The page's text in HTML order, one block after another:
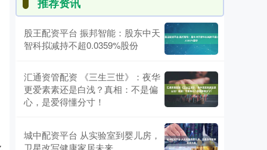
股王配资平台 振邦智能：股东中天
智科拟减持不超0.0359%股份
汇通资管配资 《三生三世》：夜华
更爱素素还是白浅？真相：不是偏
心，是爱得懂分寸！
城中配资平台 从实验室到婴儿房，
卫星改写健康家居未来